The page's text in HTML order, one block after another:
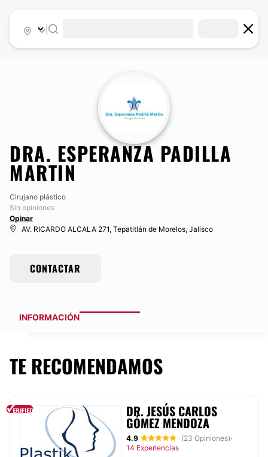
DRA. ESPERANZA PADILLA
MARTIN
Cirujano plástico
Sin opiniones
Opinar
AV. RICARDO ALCALA 271, Tepatitlán de Morelos, Jalisco
CONTACTAR
INFORMACIÓN
TE RECOMENDAMOS
DR. JESÚS CARLOS
GÓMEZ MENDOZA
4.9 (23 Opiniones)·
14 Experiencias